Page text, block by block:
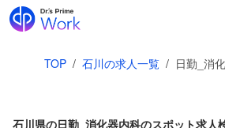
TOP / 石川の求人一覧 / 日勤_消
石川県の日勤_消化器内科のスポット求人